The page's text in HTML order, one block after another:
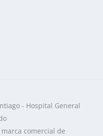
- Hospital General
comercial de